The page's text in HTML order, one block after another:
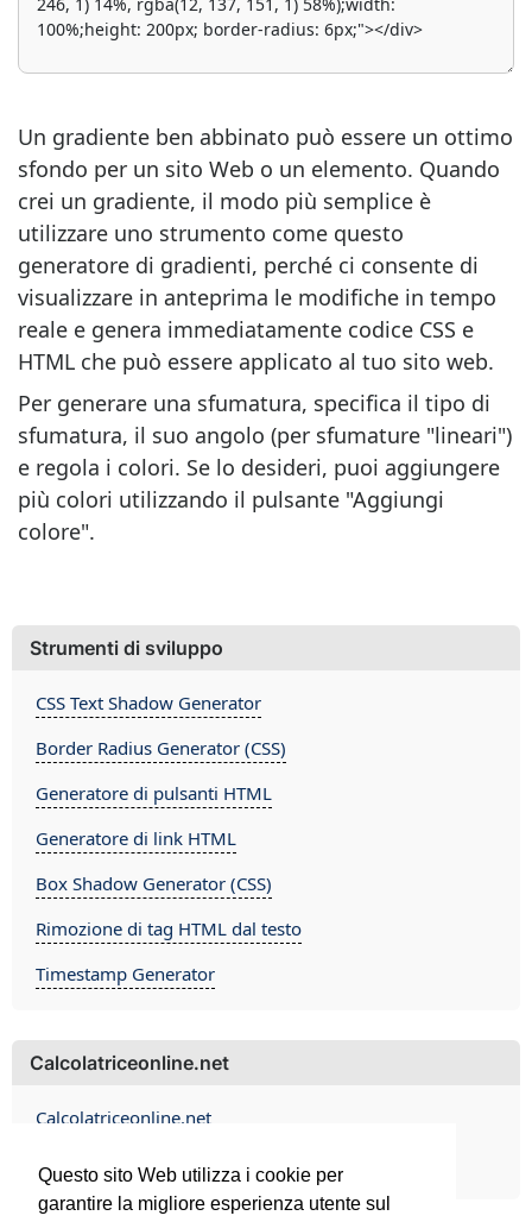
Questo sito Web utilizza i cookie per
garantire la migliore esperienza utente sul
Un gradiente ben abbinato può essere un ottimo
sfondo per un sito Web o un elemento. Quando
crei un gradiente, il modo più semplice è
utilizzare uno strumento come questo
generatore di gradienti, perché ci consente di
visualizzare in anteprima le modifiche in tempo
reale e genera immediatamente codice CSS e
HTML che può essere applicato al tuo sito web.
Per generare una sfumatura, specifica il tipo di
sfumatura, il suo angolo (per sfumature "lineari")
e regola i colori. Se lo desideri, puoi aggiungere
più colori utilizzando il pulsante "Aggiungi
colore".
Strumenti di sviluppo
CSS Text Shadow Generator
Border Radius Generator (CSS)
Generatore di pulsanti HTML
Generatore di link HTML
Box Shadow Generator (CSS)
Rimozione di tag HTML dal testo
Timestamp Generator
Calcolatriceonline.net
Calcolatriceonline.net
Contact